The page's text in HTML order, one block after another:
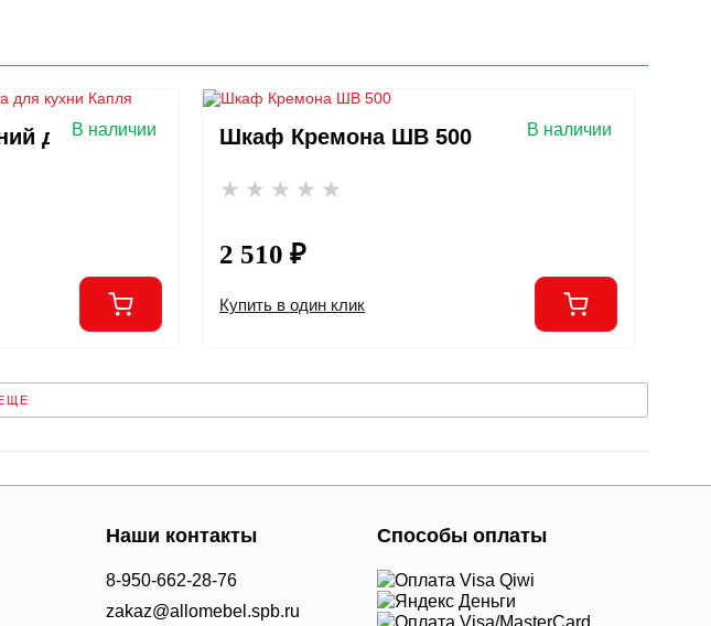
В наличии
духовка
В наличии
Шкаф Кремона ШВ 500
2 510 ₽
Купить в один клик
Наши контакты
8-950-662-28-76
zakaz@allomebel.spb.ru
Способы оплаты